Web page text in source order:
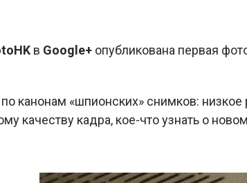
в Google+опубликована первая
канонам «шпионских» снимков:
качеству кадра, кое-что узнать о